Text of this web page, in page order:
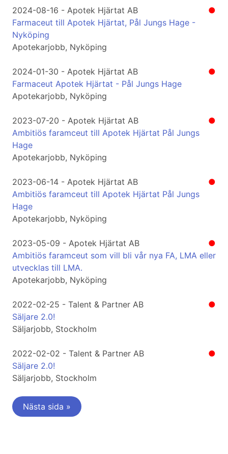
●
2024-08-16 - Apotek Hjärtat AB
Farmaceut till Apotek Hjärtat, Pål Jungs Hage -
Nyköping
Apotekarjobb, Nyköping
●
2024-01-30 - Apotek Hjärtat AB
Farmaceut Apotek Hjärtat - Pål Jungs Hage
Apotekarjobb, Nyköping
●
2023-07-20 - Apotek Hjärtat AB
Ambitiös faramceut till Apotek Hjärtat Pål Jungs
Hage
Apotekarjobb, Nyköping
●
2023-06-14 - Apotek Hjärtat AB
Ambitiös faramceut till Apotek Hjärtat Pål Jungs
Hage
Apotekarjobb, Nyköping
●
2023-05-09 - Apotek Hjärtat AB
Ambitiös faramceut som vill bli vår nya FA, LMA eller
utvecklas till LMA.
Apotekarjobb, Nyköping
●
2022-02-25 - Talent & Partner AB
Säljare 2.0!
Säljarjobb, Stockholm
●
2022-02-02 - Talent & Partner AB
Säljare 2.0!
Säljarjobb, Stockholm
Nästa sida »